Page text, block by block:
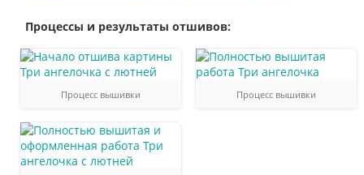
Процессы и результаты отшивов:
Процесс вышивки Процесс вышивки